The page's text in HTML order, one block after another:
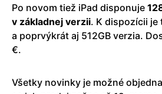
Po novom tiež iPad disponuje
v základnej verzii. K dispozícii je
a poprvýkrát aj 512GB verzia.
€.
Všetky novinky je možné